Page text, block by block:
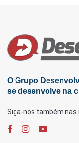
O Grupo
se desenvolve na
Siga-nos também nas